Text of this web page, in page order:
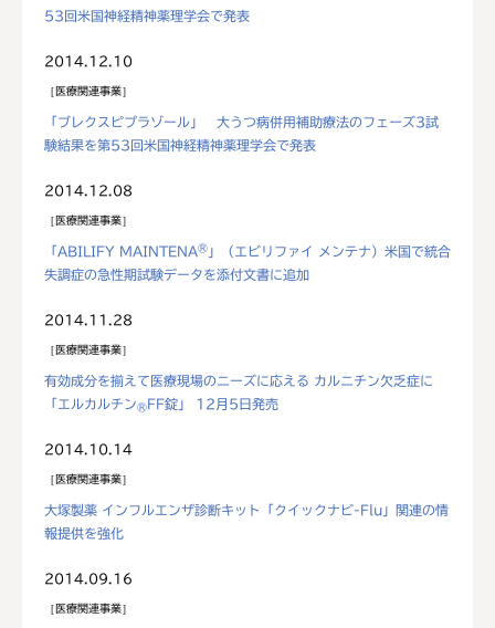
53回米国神経精神薬理学会で発表
2014.12.10
医療関連事業
「ブレクスピプラゾール」 大うつ病併用補助療法のフェーズ3試
験結果を第53回米国神経精神薬理学会で発表
2014.12.08
医療関連事業
「ABILIFY MAINTENA® 」（エビリファイ メンテナ）米国で統合
失調症の急性期試験データを添付文書に追加
2014.11.28
医療関連事業
有効成分を揃えて医療現場のニーズに応える カルニチン欠乏症に
「エルカルチン®FF錠」 12月5日発売
2014.10.14
医療関連事業
大塚製薬 インフルエンザ診断キット「クイックナビ-Flu」関連の情
報提供を強化
2014.09.16
医療関連事業